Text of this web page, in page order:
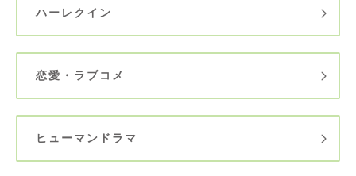
ハーレクイン
恋愛・ラブコメ
ヒューマンドラマ